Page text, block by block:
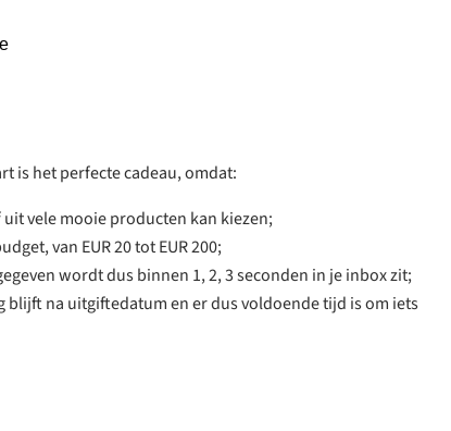
is het perfecte cadeau, omdat:
vele mooie producten kan kiezen;
van EUR 20 tot EUR 200;
wordt dus binnen 1, 2, 3 seconden in je inbox zit;
blijft na uitgiftedatum en er dus voldoende tijd is om iets